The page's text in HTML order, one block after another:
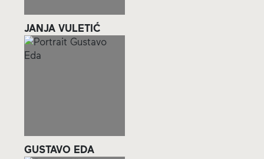
JANJA VULETIĆ
GUSTAVO EDA